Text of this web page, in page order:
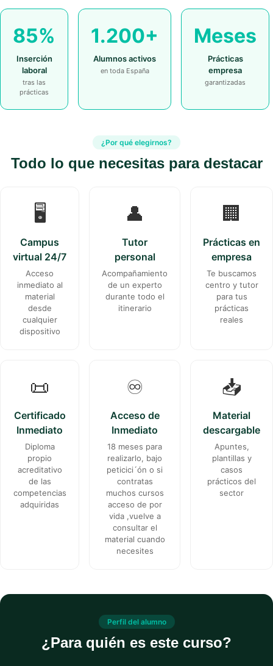
85%
Inserción
laboral
tras las
prácticas
1.200+
Alumnos activos
en toda España
Meses
Prácticas
empresa
garantizadas
¿Por qué elegirnos?
Todo lo que necesitas para destacar
🖥️
Campus
virtual 24/7
Acceso
inmediato al
material
desde
cualquier
dispositivo
👤
Tutor
personal
Acompañamiento
de un experto
durante todo el
itinerario
🏢
Prácticas en
empresa
Te buscamos
centro y tutor
para tus
prácticas
reales
📜
Certificado
Inmediato
Diploma
propio
acreditativo
de las
competencias
adquiridas
♾️
Acceso de
Inmediato
18 meses para
realizarlo, bajo
peticici´ón o si
contratas
muchos cursos
acceso de por
vida ,vuelve a
consultar el
material cuando
necesites
📥
Material
descargable
Apuntes,
plantillas y
casos
prácticos del
sector
Perfil del alumno
¿Para quién es este curso?